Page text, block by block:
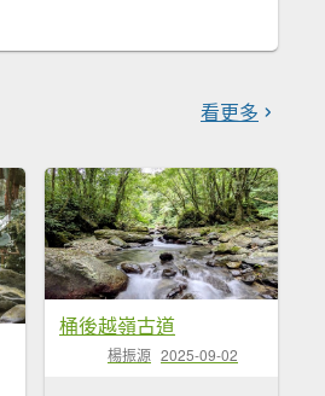
看更多
桶後越嶺古道
楊振源 2025-09-02